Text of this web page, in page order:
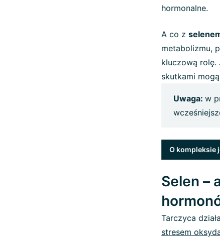
hormonalne.
A co z
metabolizmu,
kluczową rolę.
skutkami
Uwaga: w
O kompleksie
Selen –
Tarczyca
stresem